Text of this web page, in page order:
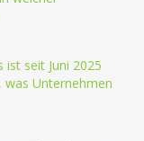
seit Juni 2025
was Unternehmen